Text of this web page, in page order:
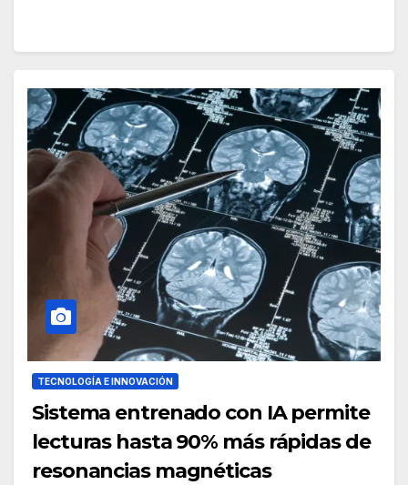
TECNOLOGÍA E INNOVACIÓN
Sistema entrenado con IA permite
lecturas hasta 90% más rápidas de
resonancias magnéticas